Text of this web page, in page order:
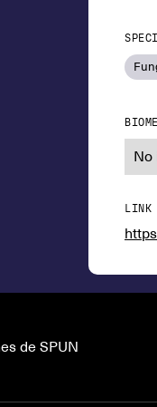
No
LINK
de SPUN